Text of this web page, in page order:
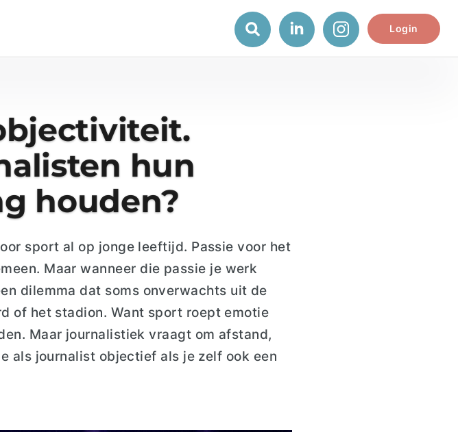
Login
hun
houden?
sport al op jonge leeftijd. Passie voor het
Maar wanneer die passie je werk
dilemma dat soms onverwachts uit de
of het stadion. Want sport roept emotie
Maar journalistiek vraagt om afstand,
als journalist objectief als je zelf ook een